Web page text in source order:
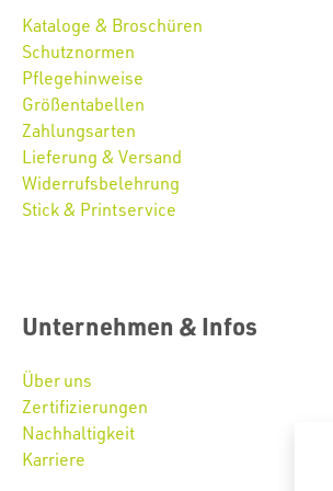
Kataloge & Broschüren
Schutznormen
Pflegehinweise
Größentabellen
Zahlungsarten
Lieferung & Versand
Widerrufsbelehrung
Stick & Printservice
Unternehmen & Infos
Über uns
Zertifizierungen
Nachhaltigkeit
Karriere